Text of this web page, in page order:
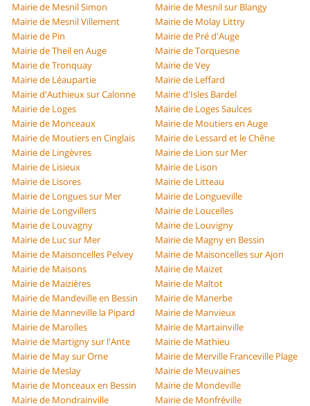
Mairie de Mesnil Simon
Mairie de Mesnil sur Blangy
Mairie de Mesnil Villement
Mairie de Molay Littry
Mairie de Pin
Mairie de Pré d'Auge
Mairie de Theil en Auge
Mairie de Torquesne
Mairie de Tronquay
Mairie de Vey
Mairie de Léaupartie
Mairie de Leffard
Mairie d'Authieux sur Calonne
Mairie d'Isles Bardel
Mairie de Loges
Mairie de Loges Saulces
Mairie de Monceaux
Mairie de Moutiers en Auge
Mairie de Moutiers en Cinglais
Mairie de Lessard et le Chêne
Mairie de Lingèvres
Mairie de Lion sur Mer
Mairie de Lisieux
Mairie de Lison
Mairie de Lisores
Mairie de Litteau
Mairie de Longues sur Mer
Mairie de Longueville
Mairie de Longvillers
Mairie de Loucelles
Mairie de Louvagny
Mairie de Louvigny
Mairie de Luc sur Mer
Mairie de Magny en Bessin
Mairie de Maisoncelles Pelvey
Mairie de Maisoncelles sur Ajon
Mairie de Maisons
Mairie de Maizet
Mairie de Maizières
Mairie de Maltot
Mairie de Mandeville en Bessin
Mairie de Manerbe
Mairie de Manneville la Pipard
Mairie de Manvieux
Mairie de Marolles
Mairie de Martainville
Mairie de Martigny sur l'Ante
Mairie de Mathieu
Mairie de May sur Orne
Mairie de Merville Franceville Plage
Mairie de Meslay
Mairie de Meuvaines
Mairie de Monceaux en Bessin
Mairie de Mondeville
Mairie de Mondrainville
Mairie de Monfréville